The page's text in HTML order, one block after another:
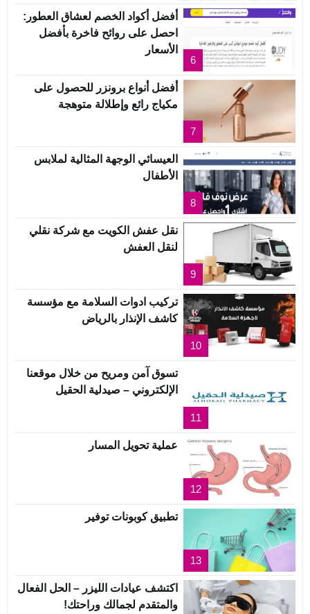
6
أفضل أكواد الخصم لعشاق العطور:
احصل على روائح فاخرة بأفضل
الأسعار
7
أفضل أنواع برونزر للحصول على
مكياج رائع وإطلالة متوهجة
8
العيسائي الوجهة المثالية لملابس
الأطفال
9
نقل عفش الكويت مع شركة نقلي
لنقل العفش
10
تركيب ادوات السلامة مع مؤسسة
كاشف الإنذار بالرياض
11
تسوق آمن ومريح من خلال موقعنا
الإلكتروني – صيدلية الحقيل
12
عملية تحويل المسار
13
تطبيق كوبونات توفير
اكتشف عيادات الليزر – الحل الفعال
والمتقدم لجمالك وراحتك!